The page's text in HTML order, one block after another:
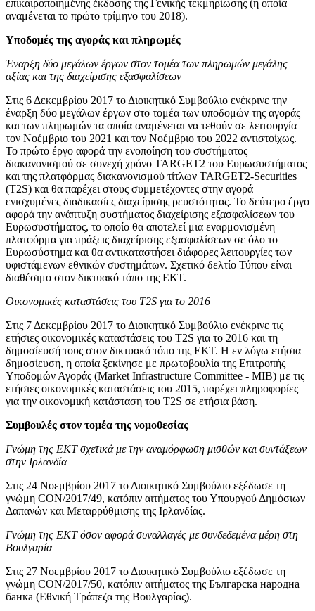
επικαιροποιημένης έκδοσης της Γενικής τεκμηρίωσης (η οποία
αναμένεται το πρώτο τρίμηνο του 2018).
Υποδομές της αγοράς και πληρωμές
Έναρξη δύο μεγάλων έργων στον τομέα των πληρωμών μεγάλης
αξίας και της διαχείρισης εξασφαλίσεων
Στις 6 Δεκεμβρίου 2017 το Διοικητικό Συμβούλιο ενέκρινε την
έναρξη δύο μεγάλων έργων στο τομέα των υποδομών της αγοράς
και των πληρωμών τα οποία αναμένεται να τεθούν σε λειτουργία
τον Νοέμβριο του 2021 και τον Νοέμβριο του 2022 αντιστοίχως.
Το πρώτο έργο αφορά την ενοποίηση του συστήματος
διακανονισμού σε συνεχή χρόνο TARGET2 του Ευρωσυστήματος
και της πλατφόρμας διακανονισμού τίτλων TARGET2-Securities
(T2S) και θα παρέχει στους συμμετέχοντες στην αγορά
ενισχυμένες διαδικασίες διαχείρισης ρευστότητας. Το δεύτερο έργο
αφορά την ανάπτυξη συστήματος διαχείρισης εξασφαλίσεων του
Ευρωσυστήματος, το οποίο θα αποτελεί μια εναρμονισμένη
πλατφόρμα για πράξεις διαχείρισης εξασφαλίσεων σε όλο το
Ευρωσύστημα και θα αντικαταστήσει διάφορες λειτουργίες των
υφιστάμενων εθνικών συστημάτων. Σχετικό δελτίο Τύπου είναι
διαθέσιμο στον δικτυακό τόπο της ΕΚΤ.
Οικονομικές καταστάσεις του Τ2S για το 2016
Στις 7 Δεκεμβρίου 2017 το Διοικητικό Συμβούλιο ενέκρινε τις
ετήσιες οικονομικές καταστάσεις του T2S για το 2016 και τη
δημοσίευσή τους στον δικτυακό τόπο της ΕΚΤ. Η εν λόγω ετήσια
δημοσίευση, η οποία ξεκίνησε με πρωτοβουλία της Επιτροπής
Υποδομών Αγοράς (Market Infrastructure Committee - MIB) με τις
ετήσιες οικονομικές καταστάσεις του 2015, παρέχει πληροφορίες
για την οικονομική κατάσταση του T2S σε ετήσια βάση.
Συμβουλές στον τομέα της νομοθεσίας
Γνώμη της ΕΚΤ σχετικά με την αναμόρφωση μισθών και συντάξεων
στην Ιρλανδία
Στις 24 Νοεμβρίου 2017 το Διοικητικό Συμβούλιο εξέδωσε τη
γνώμη CON/2017/49, κατόπιν αιτήματος του Υπουργού Δημόσιων
Δαπανών και Μεταρρύθμισης της Ιρλανδίας.
Γνώμη της ΕΚΤ όσον αφορά συναλλαγές με συνδεδεμένα μέρη στη
Βουλγαρία
Στις 27 Νοεμβρίου 2017 το Διοικητικό Συμβούλιο εξέδωσε τη
γνώμη CON/2017/50, κατόπιν αιτήματος της Българска народна
банка (Εθνική Τράπεζα της Βουλγαρίας).